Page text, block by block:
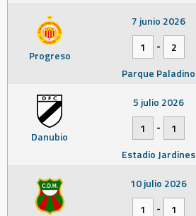
Progreso
7 junio 2026
1
-
2
Parque Paladino
Danubio
5 julio 2026
1
-
1
Estadio Jardines
10 julio 2026
1
-
1